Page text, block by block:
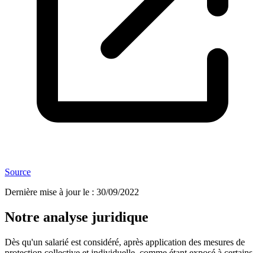
Source
Dernière mise à jour le : 30/09/2022
Notre analyse juridique
Dès qu'un salarié est considéré, après application des mesures de